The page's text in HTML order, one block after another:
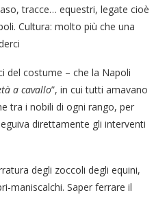
tracce… equestri, legate cioè
Cultura: molto più che una
del costume – che la Napoli
a cavallo”, in cui tutti amavano
tra i nobili di ogni rango, per
direttamente gli interventi
degli zoccoli degli equini,
maniscalchi. Saper ferrare il